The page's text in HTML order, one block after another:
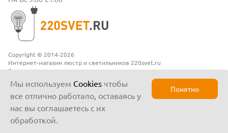
Copyright © 2014-2026
Интернет-магазин люстр и светильников 220svet.ru
Все права защищены
Мы используем Cookies чтобы
все отлично работало, оставаясь у
нас вы соглашаетесь с их
обработкой.
Понятно